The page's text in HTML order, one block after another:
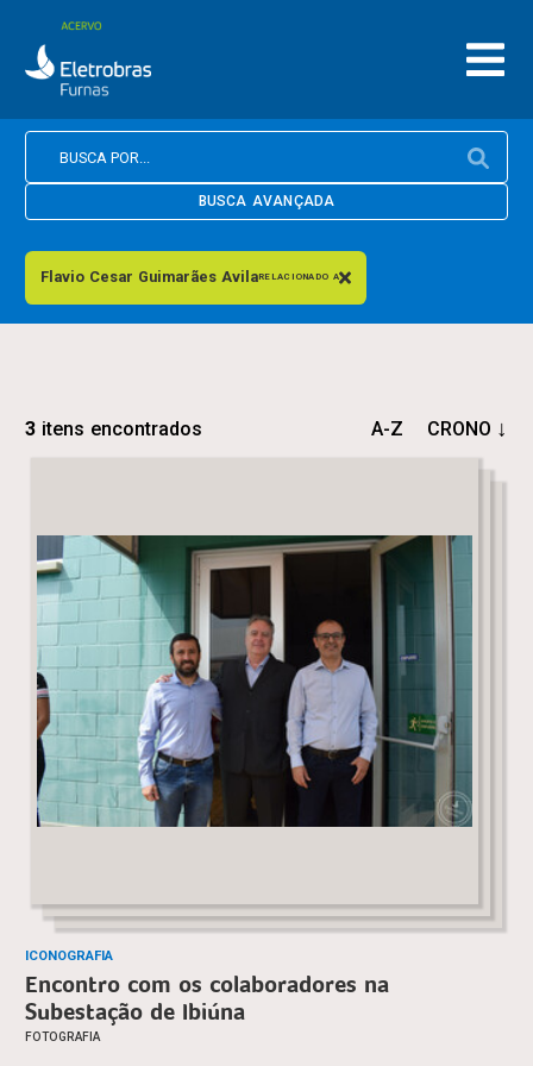
BUSCA AVANÇADA
Flavio Cesar Guimarães AvilaRELACIONADO A
3 itens encontrados A-Z CRONO
ICONOGRAFIA
Encontro com os colaboradores na
Subestação de Ibiúna
FOTOGRAFIA